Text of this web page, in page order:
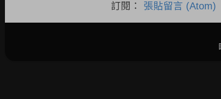
訂閱： 張貼留言 (Atom)